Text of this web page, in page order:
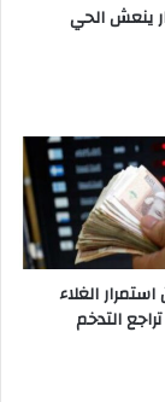
ينعش الحي
الغلاء
التدخم